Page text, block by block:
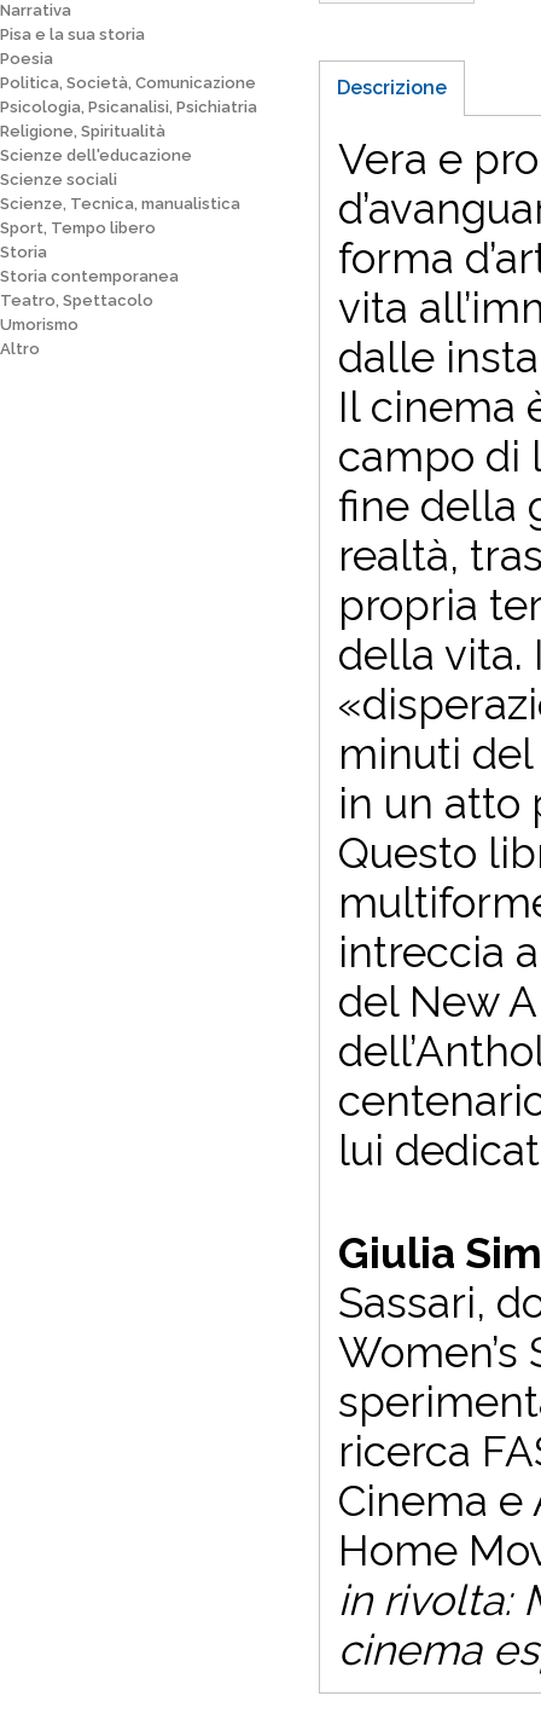
Narrativa
Pisa e la sua storia
Poesia
Politica, Società, Comunicazione
Psicologia, Psicanalisi, Psichiatria
Religione, Spiritualità
Scienze dell'educazione
Scienze sociali
Scienze, Tecnica, manualistica
Sport, Tempo libero
Storia
Storia contemporanea
Teatro, Spettacolo
Umorismo
Altro
Descrizione
Vera e
forma
vita
dalle
Il cinema
campo di
fine della
realtà,
propria
della vita.
minuti
in un atto
Questo
intreccia
del New
lui
Giulia
Sassari,
ricerca
Cinema e
Home
in rivolta:
cinema